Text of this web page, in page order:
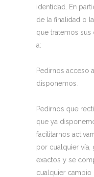
identidad. En
de la finalidad o
que tratemos sus
a:
Pedirnos acceso
disponemos.
Pedirnos que
que ya
facilitarnos
por cualquier vía,
exactos y se
cualquier